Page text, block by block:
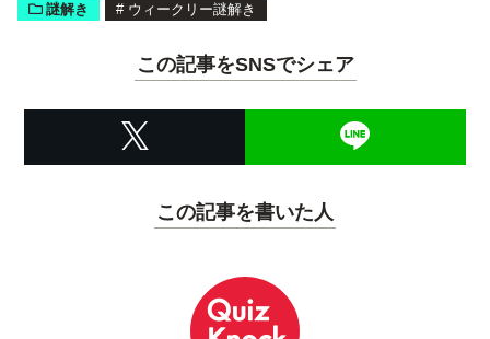
謎解き # ウィークリー謎解き
この記事をSNSでシェア
この記事を書いた人